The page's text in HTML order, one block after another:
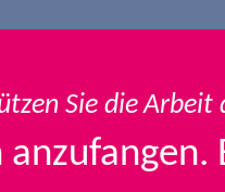
Sie die Arbeit